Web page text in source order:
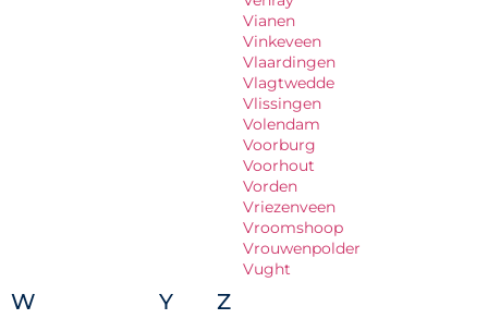
Vianen
Vinkeveen
Vlaardingen
Vlagtwedde
Vlissingen
Volendam
Voorburg
Voorhout
Vorden
Vriezenveen
Vroomshoop
Vrouwenpolder
Vught
W Y Z